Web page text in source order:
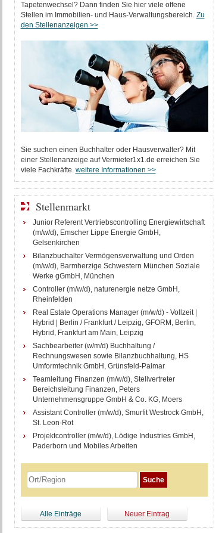
Tapetenwechsel? Dann finden Sie hier viele offene
Stellen im Immobilien- und Haus-Verwaltungsbereich. Zu
den Stellenanzeigen >>
Sie suchen einen Buchhalter oder Hausverwalter? Mit
einer Stellenanzeige auf Vermieter1x1.de erreichen Sie
viele Fachkräfte. weitere Informationen >>
Stellenmarkt
Junior Referent Vertriebscontrolling Energiewirtschaft
(m/w/d), Emscher Lippe Energie GmbH,
Gelsenkirchen
Bilanzbuchalter Vermögensverwaltung und Orden
(m/w/d), Barmherzige Schwestern München Soziale
Werke gGmbH, München
Controller (m/w/d), naturenergie netze GmbH,
Rheinfelden
Real Estate Operations Manager (m/w/d) - Vollzeit |
Hybrid | Berlin / Frankfurt / Leipzig, GFORM, Berlin,
Hybrid, Frankfurt am Main, Leipzig
Sachbearbeiter (w/m/d) Buchhaltung /
Rechnungswesen sowie Bilanzbuchhaltung, HS
Umformtechnik GmbH, Grünsfeld-Paimar
Teamleitung Finanzen (m/w/d), Stellvertreter
Bereichsleitung Finanzen, Peters
Unternehmensgruppe GmbH & Co. KG, Moers
Assistant Controller (m/w/d), Smurfit Westrock GmbH,
St. Leon-Rot
Projektcontroller (m/w/d), Lödige Industries GmbH,
Paderborn und Mobiles Arbeiten
Alle Einträge Neuer Eintrag